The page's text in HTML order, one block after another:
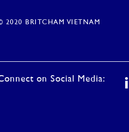
2020 BRITCHAM VIETNAM
on Social Media: